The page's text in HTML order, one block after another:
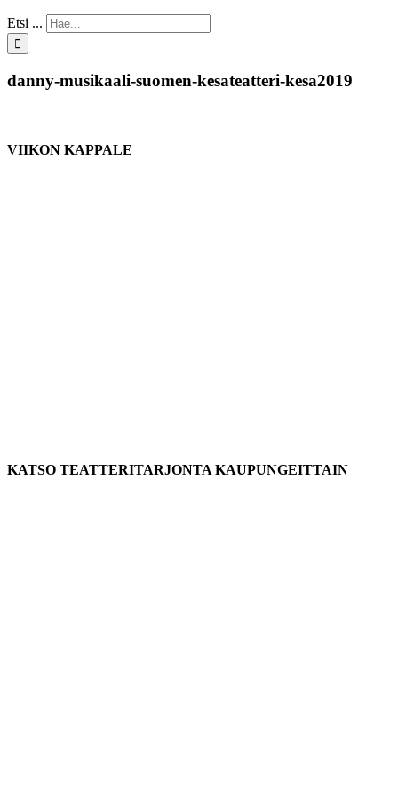
Etsi ...
danny-musikaali-suomen-kesateatteri-kesa2019
VIIKON KAPPALE
KATSO TEATTERITARJONTA KAUPUNGEITTAIN